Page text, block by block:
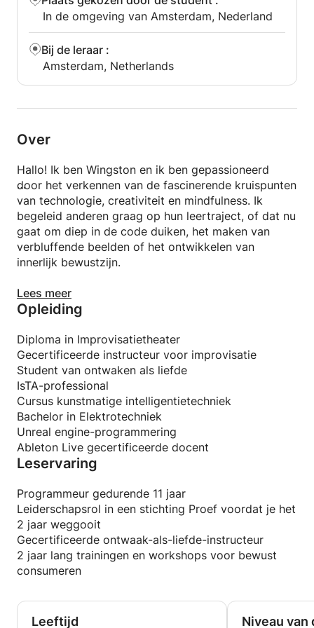
Voor wie is dit bedoeld?
Voor elektronische muzikanten, dj's, live-artiesten
en producers die hun geluid niet langer los willen
zien van hun visuals. Ook ideaal voor vj's die nauwer
willen samenwerken met muzikanten.
Onderwijs wordt gegeven in het Engels (Nederlands
vanaf de eerste sessie aan jouw specifieke
configuratie.
Je hebt nodig: een laptop met TouchDesigner
geïnstalleerd (gratis licentie beschikbaar) en Ableton
Live of een andere DAW met MIDI/OSC-uitvoer.
In de omgeving van Amsterdam, Nederland
Bij de leraar :
Amsterdam, Netherlands
Over
Hallo! Ik ben Wingston en ik ben gepassioneerd
door het verkennen van de fascinerende kruispunten
van technologie, creativiteit en mindfulness. Ik
begeleid anderen graag op hun leertraject, of dat nu
gaat om diep in de code duiken, het maken van
verbluffende beelden of het ontwikkelen van
innerlijk bewustzijn.
Met een achtergrond in softwareontwikkeling heb ik
veel tijd besteed aan het werken met diverse
aantal van mijn praktische projecten zien met
betrekking tot Java, Python, C++ en embedded
systemen, waaronder verkenningen in computer
vision met OpenCV, machine learning-concepten
zoals EEG-classificaties en gezichtsherkenning, en
diverse voorbeelden van applicatieontwikkeling.
Deze praktische ervaring vormt de basis voor hoe ik
mijn technische cursussen geef.
als:
* **Basisbeginselen van Unreal Engine voor
cinematografie en digitale bewegings-VFX:** Ik help
je met het benutten van realtime rendering om jouw
filmische visies en visuele effecten tot leven te
* **TouchDesigner - Leer interactieve audiovisuele
ervaringen creëren:** Samen zetten we jouw
Lees meer
Opleiding
Diploma in Improvisatietheater
Gecertificeerde instructeur voor improvisatie
Student van ontwaken als liefde
IsTA-professional
Cursus kunstmatige intelligentietechniek
Bachelor in Elektrotechniek
Unreal engine-programmering
Ableton Live gecertificeerde docent
Leservaring
Programmeur gedurende 11 jaar
Leiderschapsrol in een stichting Proef voordat je het
2 jaar weggooit
Gecertificeerde ontwaak-als-liefde-instructeur
2 jaar lang trainingen en workshops voor bewust
consumeren
Leeftijd
Niveau van